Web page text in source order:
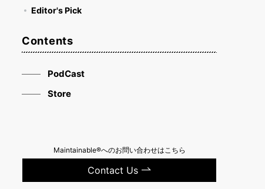
Editor's Pick
Contents
PodCast
Store
Maintainable®へのお問い合わせはこちら
Contact Us